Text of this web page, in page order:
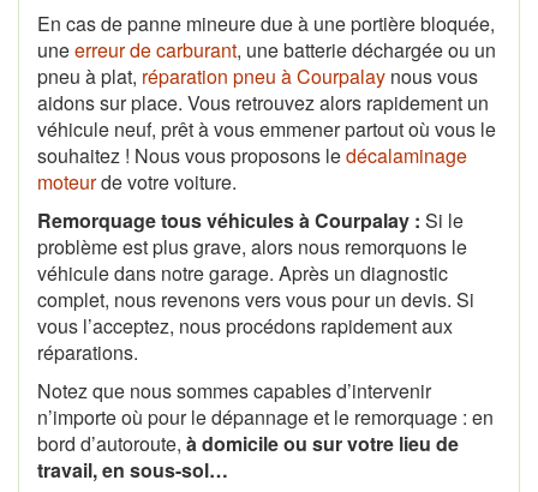
En cas de panne mineure due à une portière bloquée,
uneerreur de carburant, une batterie déchargée ou un
pneu à plat, réparation pneu à Courpalay nous vous
aidons sur place. Vous retrouvez alors rapidement un
véhicule neuf, prêt à vous emmener partout où vous le
souhaitez ! Nous vous proposons ledécalaminage
moteurde votre voiture.
Remorquage tous véhicules à Courpalay : Si le
problème est plus grave, alors nous remorquons le
véhicule dans notre garage. Après un diagnostic
complet, nous revenons vers vous pour un devis. Si
vous l’acceptez, nous procédons rapidement aux
réparations.
Notez que nous sommes capables d’intervenir
n’importe où pour le dépannage et le remorquage : en
bord d’autoroute, à domicile ou sur votre lieu de
travail, en sous-sol…